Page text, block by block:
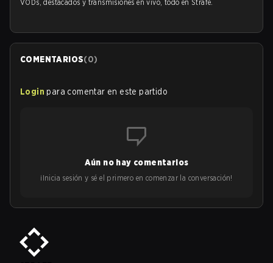
VODs, destacados y transmisiones en vivo, todo en Strafe.
COMENTARIOS(0)
Login para comentar en este partido
Aún no hay comentarios
¡Inicia sesión y sé el primero en comenzar la conversación!